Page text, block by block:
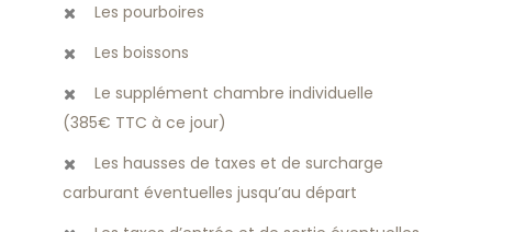
Les pourboires
Les boissons
Le supplément chambre individuelle
(385€ TTC à ce jour)
Les hausses de taxes et de surcharge
carburant éventuelles jusqu’au départ